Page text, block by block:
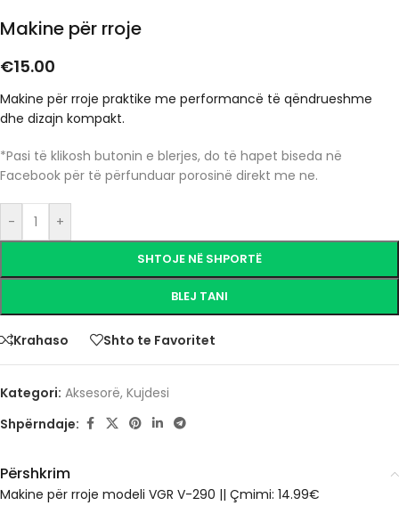
Makine për rroje
€15.00
Makine për rroje praktike me performancë të qëndrueshme
dhe dizajn kompakt.
*Pasi të klikosh butonin e blerjes, do të hapet biseda në
Facebook për të përfunduar porosinë direkt me ne.
- +
SHTOJE NË SHPORTË
BLEJ TANI
Krahaso Shto te Favoritet
Kategori: Aksesorë, Kujdesi
Shpërndaje:
Përshkrim
Makine për rroje modeli VGR V-290 || Çmimi: 14.99€